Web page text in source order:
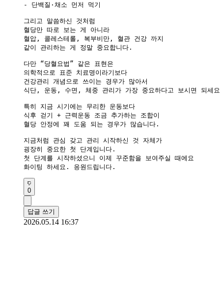
- 단백질·채소 먼저 먹기
그리고 말씀하신 것처럼
혈당만 따로 보는 게 아니라
혈압, 콜레스테롤, 복부비만, 혈관 건강 까지
같이 관리하는 게 정말 중요합니다.
다만 “당혈요법” 같은 표현은
의학적으로 표준 치료명이라기보다
건강관리 개념으로 쓰이는 경우가 많아서
식단, 운동, 수면, 체중 관리가 가장 중요하다고 보시면 되세
특히 지금 시기에는 무리한 운동보다
식후 걷기 + 근력운동 조금 추가하는 조합이
혈당 안정에 꽤 도움 되는 경우가 많습니다.
지금처럼 관심 갖고 관리 시작하신 것 자체가
굉장히 중요한 첫 단계입니다.
첫 단계를 시작하셨으니 이제 꾸준함을 보여주실 때에요
화이팅 하세요. 응원드립니다.
0
답글 쓰기
2026.05.14 16:37